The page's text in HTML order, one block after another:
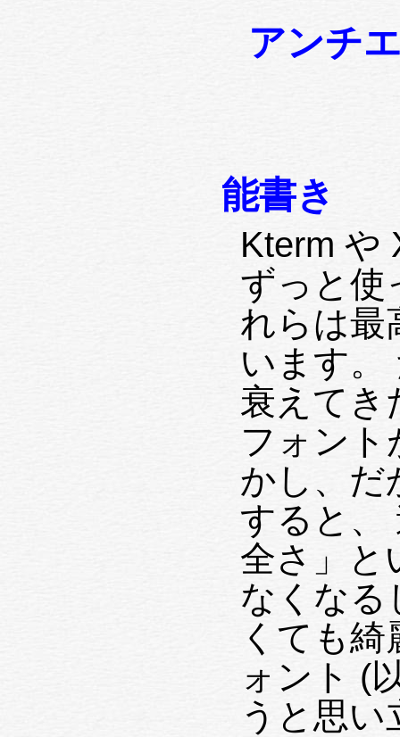
アンチ
能書き
Kterm や
ずっと使
れらは最
います。
衰えてき
フォント
かし、だ
すると、
全さ」と
なくな
くても
ォント (
うと思